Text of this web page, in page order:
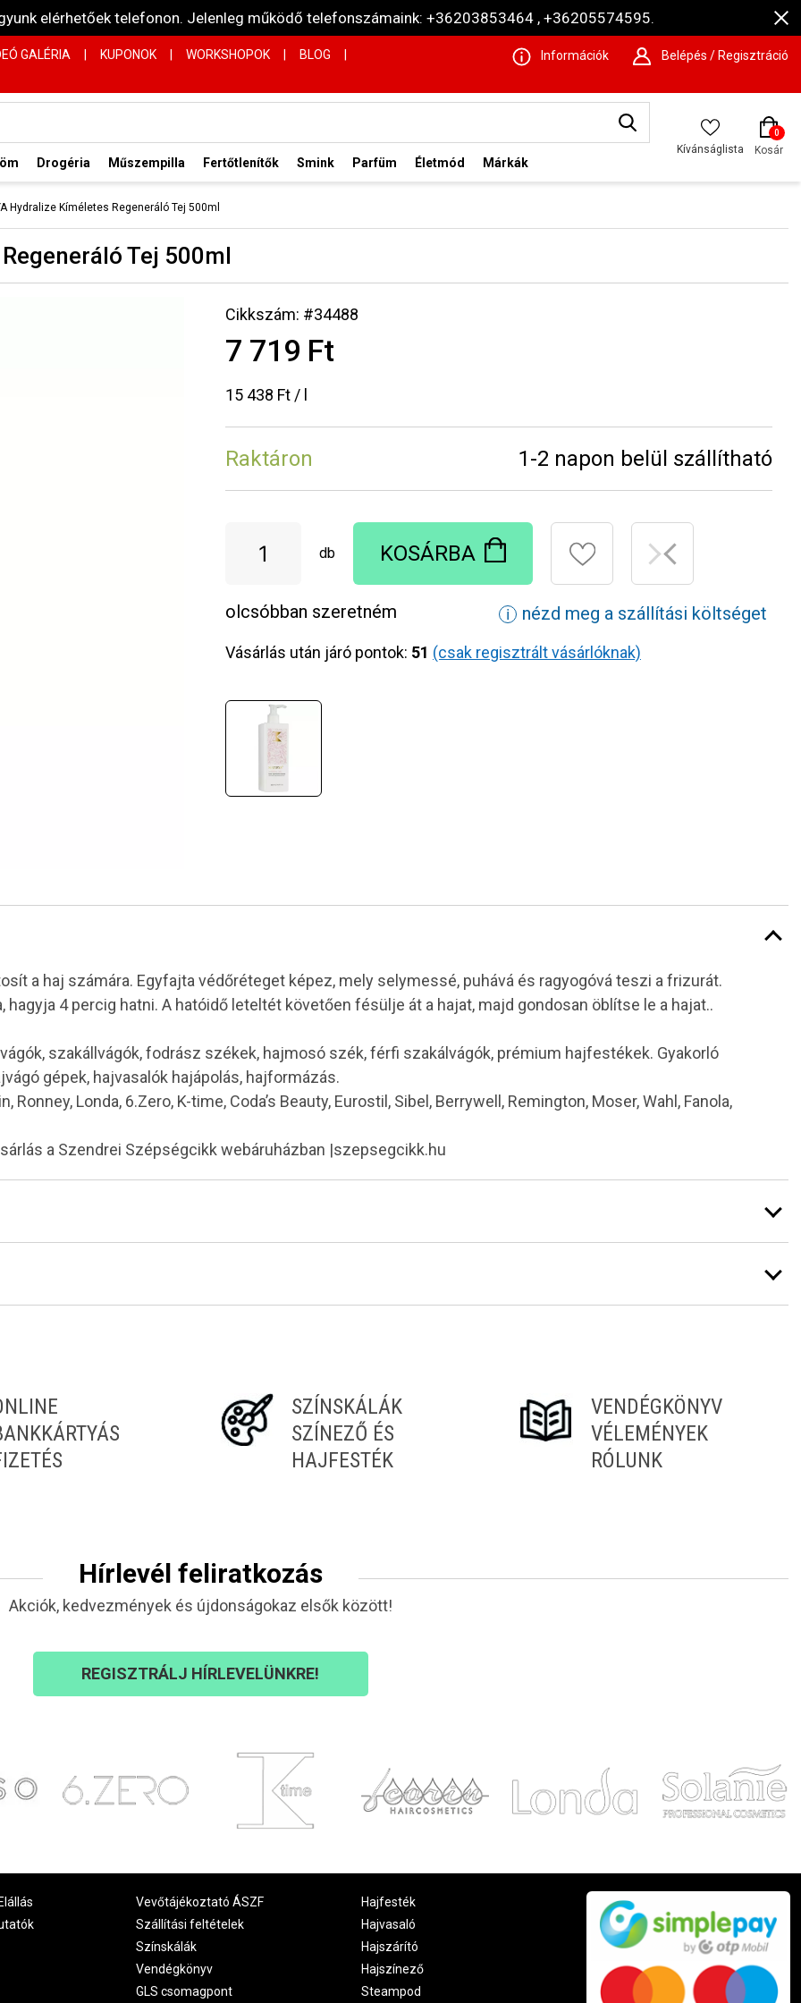
elérhetőek telefonon. Jelenleg működő telefonszámaink: +36203853464 , +36205574595.
GALÉRIA KUPONOK WORKSHOPOK BLOG Információk Belépés / Regisztráció
Drogéria Műszempilla Fertőtlenítők Smink Parfüm Életmód Márkák
Kívánságlista
0
Kosár
Hydralize Kíméletes Regeneráló Tej 500ml
Tej 500ml
Cikkszám: #34488
7 719 Ft
15 438 Ft / l
Raktáron 1-2 napon belül szállítható
db KOSÁRBA
olcsóbban szeretném ℹ nézd meg a szállítási költséget
Vásárlás után járó pontok: 51 (csak regisztrált vásárlóknak)
a haj számára. Egyfajta védőréteget képez, mely selymessé, puhává és ragyogóvá teszi a frizurát.
4 percig hatni. A hatóidő leteltét követően fésülje át a hajat, majd gondosan öblítse le a hajat..
szakállvágók, fodrász székek, hajmosó szék, férfi szakálvágók, prémium hajfestékek. Gyakorló
gépek, hajvasalók hajápolás, hajformázás.
Ronney, Londa, 6.Zero, K-time, Coda’s Beauty, Eurostil, Sibel, Berrywell, Remington, Moser, Wahl, Fanola,
a Szendrei Szépségcikk webáruházban |szepsegcikk.hu
SZÍNSKÁLÁK
SZÍNEZŐ ÉS
HAJFESTÉK
VENDÉGKÖNYV
VÉLEMÉNYEK
RÓLUNK
Hírlevél feliratkozás
Akciók, kedvezmények és újdonságokaz elsők között!
REGISZTRÁLJ HÍRLEVELÜNKRE!
Vevőtájékoztató ÁSZF
Szállítási feltételek
Színskálák
Vendégkönyv
GLS csomagpont
Hajfesték
Hajvasaló
Hajszárító
Hajszínező
Steampod